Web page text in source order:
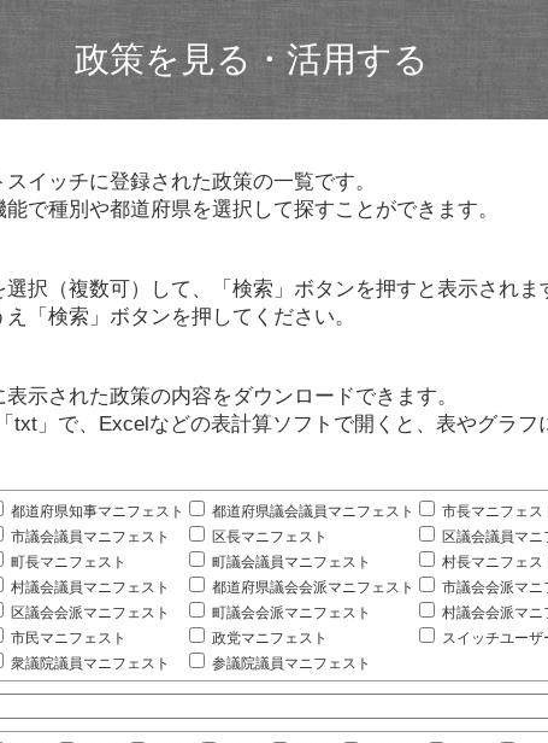
政策を見る・活用する
イッチに登録された政策の一覧です。
で種別や都道府県を選択して探すことができます。
択（複数可）して、「検索」ボタンを押すと表示されま
「検索」ボタンを押してください。
示された政策の内容をダウンロードできます。
txt」で、Excelなどの表計算ソフトで開くと、表やグラフ
都道府県知事マニフェスト 都道府県議会議員マニフェスト
市長マニフェス
市議会議員マニフェスト
区長マニフェスト
区議会議員マニ
町長マニフェスト
町議会議員マニフェスト
村長マニフェス
村議会議員マニフェスト
都道府県議会会派マニフェスト
市議会会派マニ
区議会会派マニフェスト
町議会会派マニフェスト
村議会会派マニ
市民マニフェスト
政党マニフェスト
スイッチユーザ
衆議院議員マニフェスト
参議院議員マニフェスト